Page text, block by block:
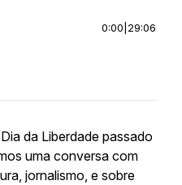
0:00 29:06
da Liberdade passado
uma conversa com
jornalismo, e sobre